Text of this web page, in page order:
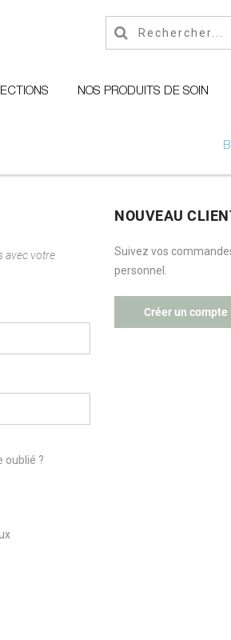
NOS PRODUITS DE SOIN
avec votre
oublié ?
NOUVEAU
Suivez vos
personnel.
Créer un compte